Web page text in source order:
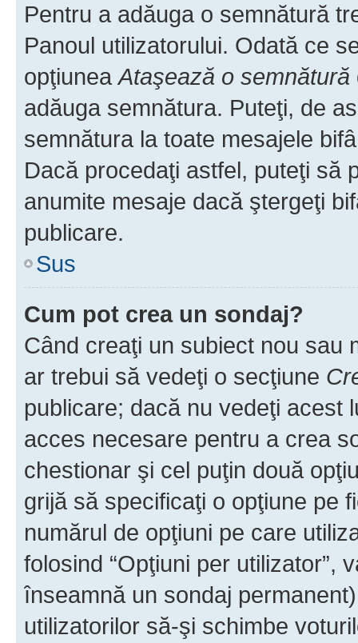
Pentru a adăuga o semnătură
Panoul utilizatorului. Odată ce
opţiuneaAtaşează o semnătură
adăuga semnătura. Puteţi, de
semnătura la toate mesajele
Dacă procedaţi astfel, puteţi să
anumite mesaje dacă ştergeţi
publicare.
Sus
Cum pot crea un sondaj?
Când creaţi un subiect nou sau
ar trebui să vedeţi o secţiune
publicare; dacă nu vedeţi acest
acces necesare pentru a crea
chestionar şi cel puţin două
grijă să specificaţi o opţiune pe
numărul de opţiuni pe care
folosind “Opţiuni per utilizator”,
înseamnă un sondaj
utilizatorilor să-şi schimbe